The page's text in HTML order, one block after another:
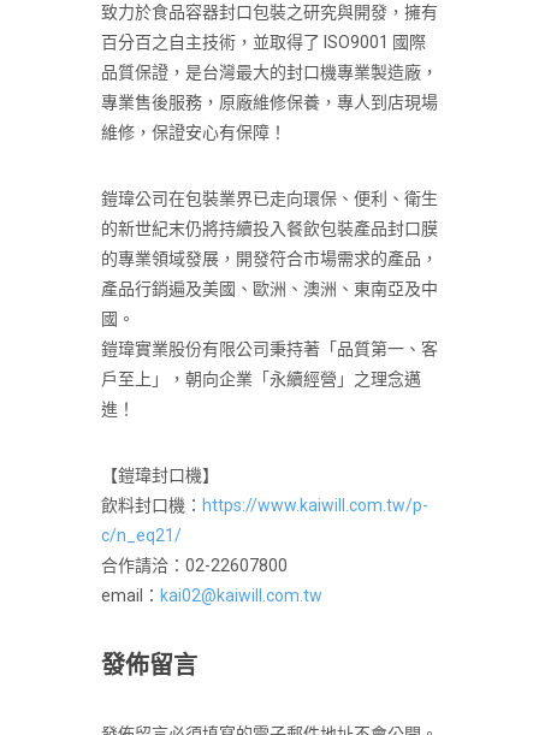
致力於食品容器封口包裝之研究與開發，擁有
百分百之自主技術，並取得了 ISO9001 國際
品質保證，是台灣最大的封口機專業製造廠，
專業售後服務，原廠維修保養，專人到店現場
維修，保證安心有保障！
鎧瑋公司在包裝業界已走向環保、便利、衛生
的新世紀末仍將持續投入餐飲包裝產品封口膜
的專業領域發展，開發符合市場需求的產品，
產品行銷遍及美國、歐洲、澳洲、東南亞及中
國。
鎧瑋實業股份有限公司秉持著「品質第一、客
戶至上」，朝向企業「永續經營」之理念邁
進！
【鎧瑋封口機】
飲料封口機： https://www.kaiwill.com.tw/p-
c/n_eq21/
合作請洽：02-22607800
email： kai02@kaiwill.com.tw
發佈留言